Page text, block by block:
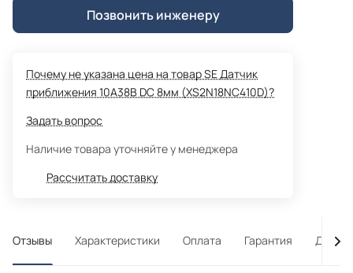
Позвонить инженеру
Почему не указана цена на товар SE Датчик
приближения 10A38В DC 8мм (XS2N18NC410D)?
Задать вопрос
Наличие товара уточняйте у менеджера
Рассчитать доставку
Отзывы Характеристики Оплата Гарантия